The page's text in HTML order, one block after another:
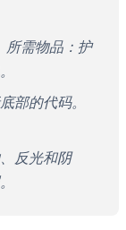
所需物品：护
部的代码。
反光和阴